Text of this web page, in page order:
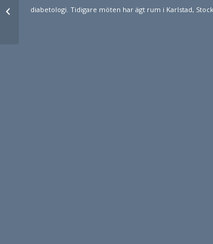
diabetologi. Tidigare möten har ägt rum i Karlstad,
typ 1 diabetes